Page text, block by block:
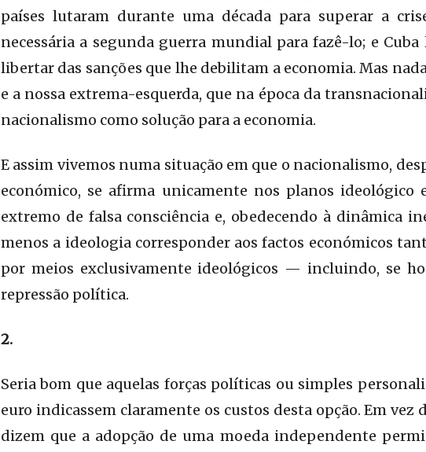
países lutaram durante uma década para superar a
necessária a segunda guerra mundial para fazê-lo; e
libertar das sanções que lhe debilitam a economia. Mas
e a nossa extrema-esquerda, que na época da
nacionalismo como solução para a economia.
E assim vivemos numa situação em que o nacionalismo,
económico, se afirma unicamente nos planos ideológico
extremo de falsa consciência e, obedecendo à dinâmica
menos a ideologia corresponder aos factos económicos
por meios exclusivamente ideológicos — incluindo, se
repressão política.
2.
Seria bom que aquelas forças políticas ou simples
euro indicassem claramente os custos desta opção. Em vez
dizem que a adopção de uma moeda independente